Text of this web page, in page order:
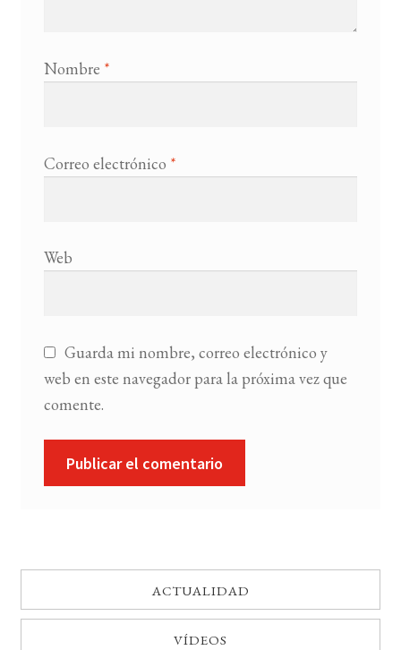
Nombre *
Correo electrónico *
Web
Guarda mi nombre, correo electrónico y
web en este navegador para la próxima vez que
comente.
ACTUALIDAD
VÍDEOS